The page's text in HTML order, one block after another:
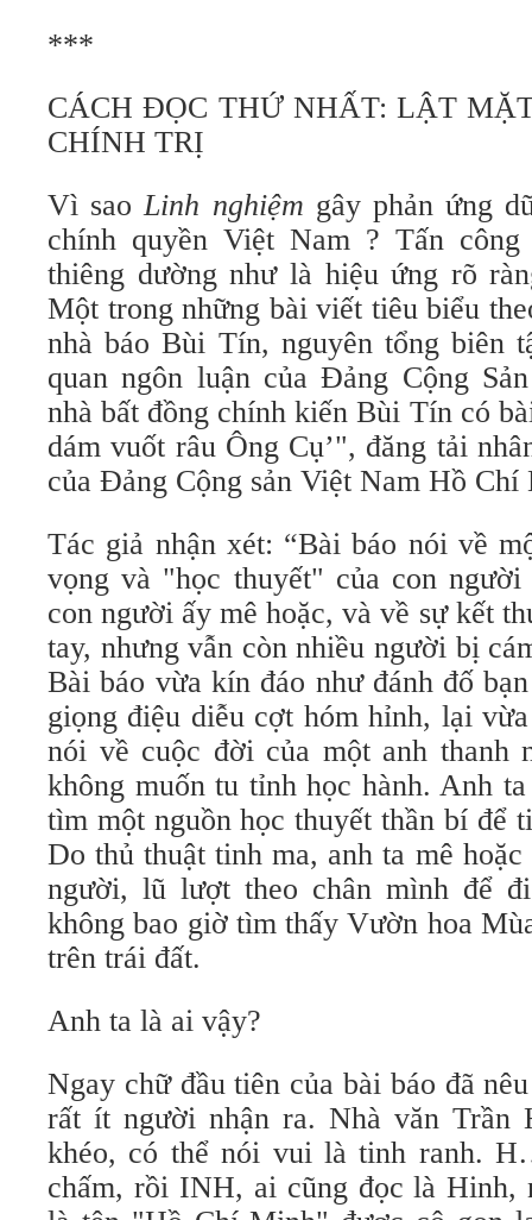
***
CÁCH ĐỌC THỨ NHẤT: LẬT
CHÍNH TRỊ
Vì saoLinh nghiệm gây phản ứng
chính quyền Việt Nam ? Tấn
thiêng dường như là hiệu ứng rõ
Một trong những bài viết tiêu biểu
nhà báo Bùi Tín, nguyên tổng biên
quan ngôn luận của Đảng Cộng
nhà bất đồng chính kiến Bùi Tín có
dám vuốt râu Ông Cụ’", đăng tải
của Đảng Cộng sản Việt Nam Hồ
Tác giả nhận xét: “Bài báo nói về
vọng và "học thuyết" của con
con người ấy mê hoặc, và về sự kết
tay, nhưng vẫn còn nhiều người bị
Bài báo vừa kín đáo như đánh đố
giọng điệu diễu cợt hóm hỉnh, lại
nói về cuộc đời của một anh thanh
không muốn tu tỉnh học hành. Anh
tìm một nguồn học thuyết thần bí để
Do thủ thuật tinh ma, anh ta mê
người, lũ lượt theo chân mình để
không bao giờ tìm thấy Vườn hoa
trên trái đất.
Anh ta là ai vậy?
Ngay chữ đầu tiên của bài báo đã
rất ít người nhận ra. Nhà văn Trần
khéo, có thể nói vui là tinh ranh.
chấm, rồi INH, ai cũng đọc là Hinh,